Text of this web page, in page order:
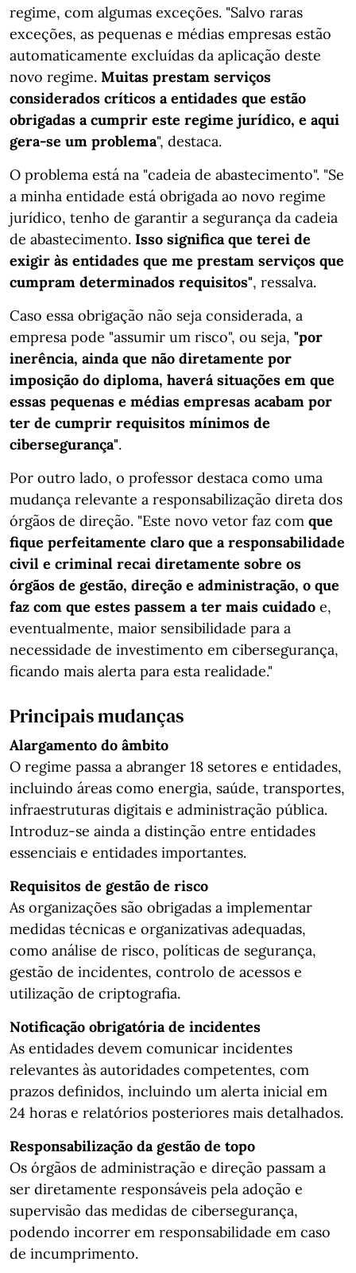
regime, com algumas exceções. "Salvo raras
exceções, as pequenas e médias empresas estão
automaticamente excluídas da aplicação deste
novo regime. Muitas prestam serviços
considerados críticos a entidades que estão
obrigadas a cumprir este regime jurídico, e aqui
gera-se um problema", destaca.
O problema está na "cadeia de abastecimento". "Se
a minha entidade está obrigada ao novo regime
jurídico, tenho de garantir a segurança da cadeia
de abastecimento. Isso significa que terei de
exigir às entidades que me prestam serviços que
cumpram determinados requisitos", ressalva.
Caso essa obrigação não seja considerada, a
empresa pode "assumir um risco", ou seja, "por
inerência, ainda que não diretamente por
imposição do diploma, haverá situações em que
essas pequenas e médias empresas acabam por
ter de cumprir requisitos mínimos de
cibersegurança".
Por outro lado, o professor destaca como uma
mudança relevante a responsabilização direta dos
órgãos de direção. "Este novo vetor faz com que
fique perfeitamente claro que a responsabilidade
civil e criminal recai diretamente sobre os
órgãos de gestão, direção e administração, o que
faz com que estes passem a ter mais cuidado e,
eventualmente, maior sensibilidade para a
necessidade de investimento em cibersegurança,
ficando mais alerta para esta realidade."
Principais mudanças
Alargamento do âmbito
O regime passa a abranger 18 setores e entidades,
incluindo áreas como energia, saúde, transportes,
infraestruturas digitais e administração pública.
Introduz-se ainda a distinção entre entidades
essenciais e entidades importantes.
Requisitos de gestão de risco
As organizações são obrigadas a implementar
medidas técnicas e organizativas adequadas,
como análise de risco, políticas de segurança,
gestão de incidentes, controlo de acessos e
utilização de criptografia.
Notificação obrigatória de incidentes
As entidades devem comunicar incidentes
relevantes às autoridades competentes, com
prazos definidos, incluindo um alerta inicial em
24 horas e relatórios posteriores mais detalhados.
Responsabilização da gestão de topo
Os órgãos de administração e direção passam a
ser diretamente responsáveis pela adoção e
supervisão das medidas de cibersegurança,
podendo incorrer em responsabilidade em caso
de incumprimento.